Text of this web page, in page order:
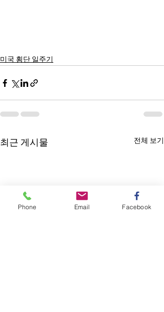
미국 횡단 일주기
최근 게시물 전체 보기
Phone Email Facebook